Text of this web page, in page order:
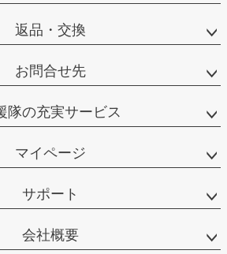
返品・交換
お問合せ先
隊の充実サービス
マイページ
サポート
会社概要